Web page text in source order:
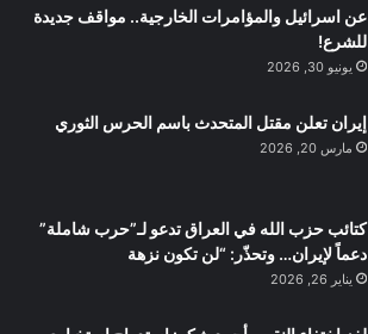
عن اسرائيل والمؤامرات الخارجية.. مواقف جديدة
للشرع!
يونيو 30, 2026
إيران تعلن مقتل المتحدث باسم الحرس الثوري
مارس 20, 2026
كتائب حزب الله في العراق تدعو لـ”حرب شاملة”
دعماً لإيران… وتحذّر: “لن تكون نزهة
يناير 26, 2026